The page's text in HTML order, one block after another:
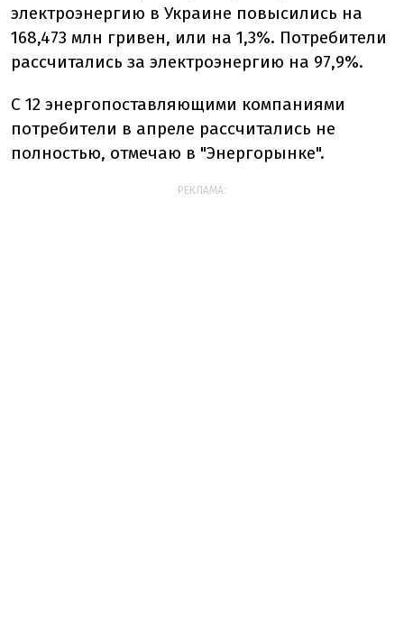
электроэнергию в Украине повысились на
168,473 млн гривен, или на 1,3%. Потребители
рассчитались за электроэнергию на 97,9%.
С 12 энергопоставляющими компаниями
потребители в апреле рассчитались не
полностью, отмечаю в "Энергорынке".
РЕКЛАМА: